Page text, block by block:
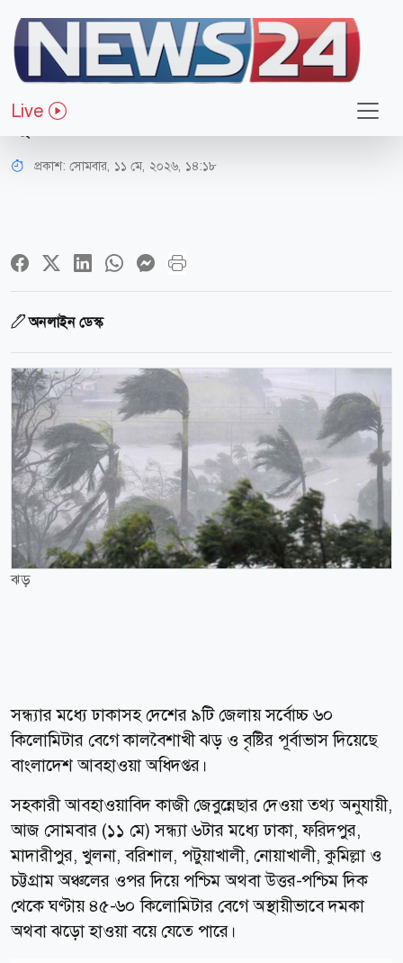
Live
সারাদেশ
সন্ধ্যার মধ্যে ঢাকাসহ ৯ জেলায় ঝড়ের
পূর্বাভাস, নদীবন্দরে সতর্কতা
প্রকাশ: সোমবার, ১১ মে, ২০২৬, ১৪:১৮
অনলাইন ডেস্ক
ঝড়
সন্ধ্যার মধ্যে ঢাকাসহ দেশের ৯টি জেলায় সর্বোচ্চ ৬০
কিলোমিটার বেগে কালবৈশাখী ঝড় ও বৃষ্টির পূর্বাভাস দিয়েছে
বাংলাদেশ আবহাওয়া অধিদপ্তর।
সহকারী আবহাওয়াবিদ কাজী জেবুন্নেছার দেওয়া তথ্য অনুযায়ী,
আজ সোমবার (১১ মে) সন্ধ্যা ৬টার মধ্যে ঢাকা, ফরিদপুর,
মাদারীপুর, খুলনা, বরিশাল, পটুয়াখালী, নোয়াখালী, কুমিল্লা ও
চট্টগ্রাম অঞ্চলের ওপর দিয়ে পশ্চিম অথবা উত্তর-পশ্চিম দিক
থেকে ঘণ্টায় ৪৫-৬০ কিলোমিটার বেগে অস্থায়ীভাবে দমকা
অথবা ঝড়ো হাওয়া বয়ে যেতে পারে।